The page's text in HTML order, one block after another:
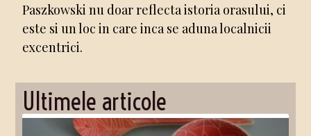
Paszkowski nu doar reflecta istoria orasului, ci
este si un loc in care inca se aduna localnicii
excentrici.
Ultimele articole